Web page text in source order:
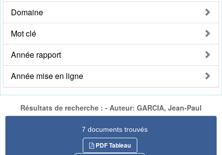
Domaine
Mot clé
Année rapport
Année mise en ligne
Résultats de recherche : - Auteur: GARCIA, Jean-Paul
7 documents trouvés
PDF Tableau